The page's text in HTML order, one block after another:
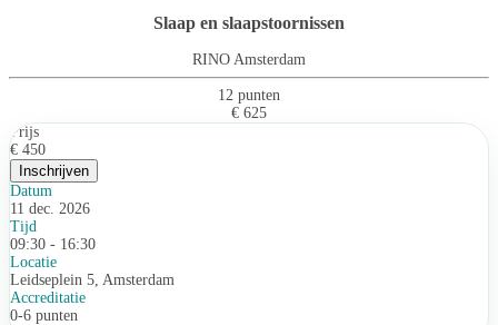
Slaap en slaapstoornissen
RINO Amsterdam
12 punten
€ 625
Prijs
€ 450
Inschrijven
Datum
11 dec. 2026
Tijd
09:30 - 16:30
Locatie
Leidseplein 5, Amsterdam
Accreditatie
0-6 punten